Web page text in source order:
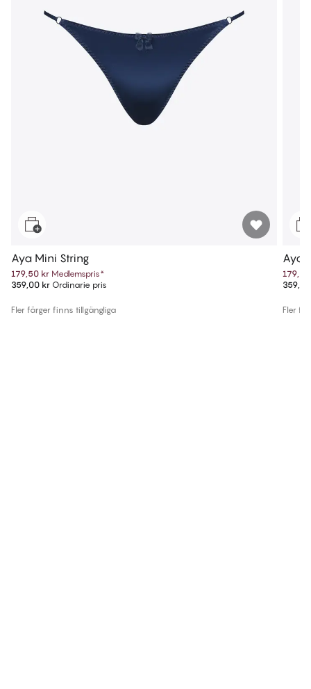
Aya Mini String
179,50 kr Medlemspris*
359,00 kr Ordinarie pris
Fler färger finns tillgängliga
Aya
Fler